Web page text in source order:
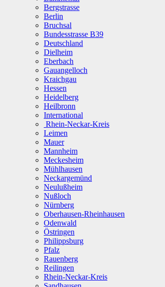
Bergstrasse
Berlin
Bruchsal
Bundesstrasse B39
Deutschland
Dielheim
Eberbach
Gauangelloch
Kraichgau
Hessen
Heidelberg
Heilbronn
International
Rhein-Neckar-Kreis
Leimen
Mauer
Mannheim
Meckesheim
Mühlhausen
Neckargemünd
Neulußheim
Nußloch
Nürnberg
Oberhausen-Rheinhausen
Odenwald
Östringen
Philippsburg
Pfalz
Rauenberg
Reilingen
Rhein-Neckar-Kreis